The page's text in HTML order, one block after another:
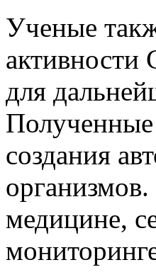
Ученые
активности
для
Полученные
создания
медицине,